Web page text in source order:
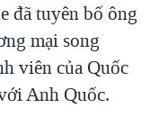
đã tuyên bố ông
mại song
viên của Quốc
Anh Quốc.